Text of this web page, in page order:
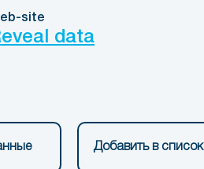
site
data
Добавить в